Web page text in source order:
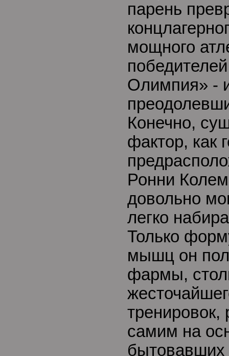
парень
мощного
Олимпия» -
Конечно,
фактор, как
Ронни
довольно
легко
Только
мышц он
фармы,
тренировок,
самим на
бытовавших